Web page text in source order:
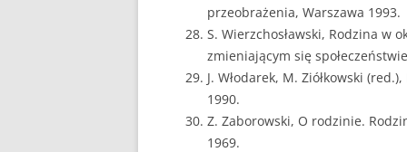
przeobrażenia, Warszawa 1993.
S. Wierzchosławski, Rodzina w
zmieniającym się
J. Włodarek, M. Ziółkowski
1990.
Z. Zaborowski, O rodzinie.
1969.